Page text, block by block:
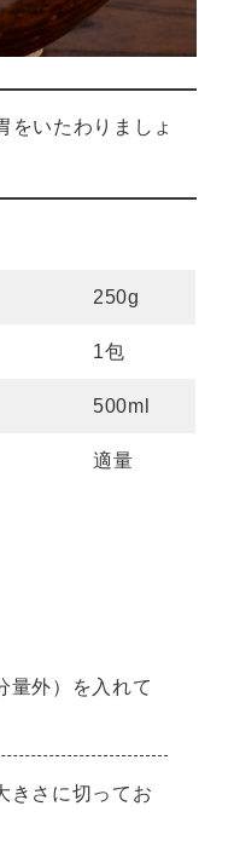
をいたわりましょ
250g
1包
500ml
適量
量外）を入れて
きさに切ってお